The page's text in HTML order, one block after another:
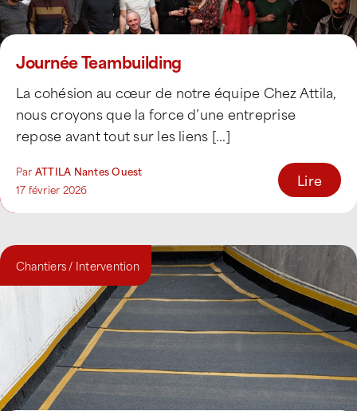
Journée Teambuilding
La cohésion au cœur de notre équipe Chez Attila,
nous croyons que la force d’une entreprise
repose avant tout sur les liens [...]
Par ATTILA Nantes Ouest
17 février 2026
Lire
Chantiers / Intervention